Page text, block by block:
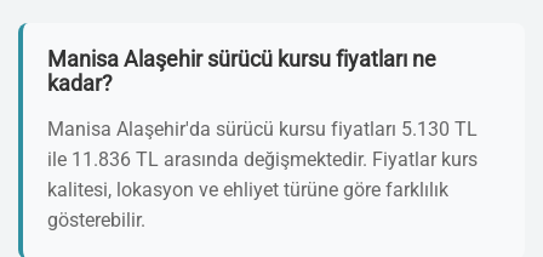
Manisa Alaşehir sürücü kursu fiyatları ne
kadar?
Manisa Alaşehir'da sürücü kursu fiyatları 5.130 TL
ile 11.836 TL arasında değişmektedir. Fiyatlar kurs
kalitesi, lokasyon ve ehliyet türüne göre farklılık
gösterebilir.